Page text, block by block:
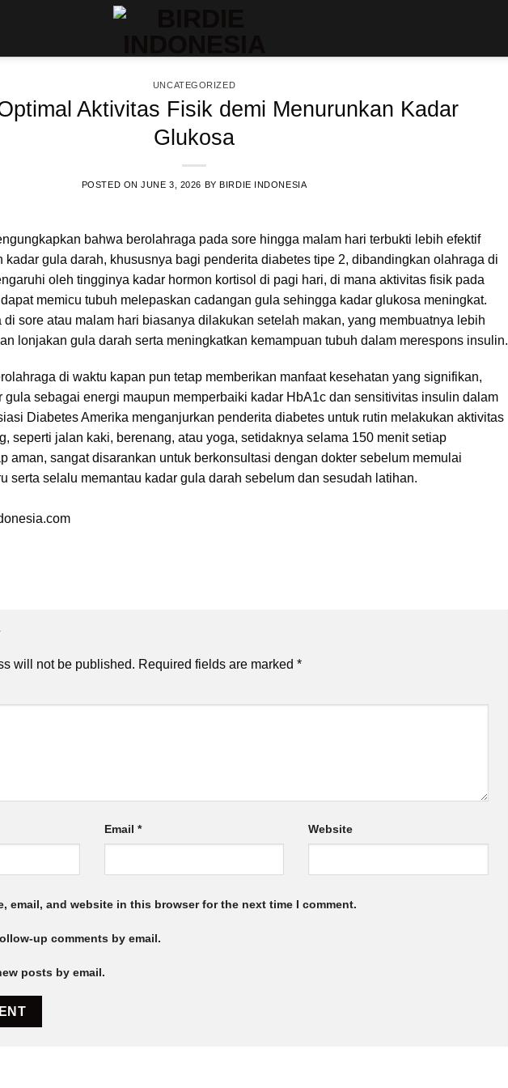
UNCATEGORIZED
Aktivitas Fisik demi Menurunkan Kadar
Glukosa
POSTED ONJUNE 3, 2026 BYBIRDIE INDONESIA
bahwa berolahraga pada sore hingga malam hari terbukti lebih efektif
kadar gula darah, khususnya bagi penderita diabetes tipe 2, dibandingkan olahraga di
oleh tingginya kadar hormon kortisol di pagi hari, di mana aktivitas fisik pada
memicu tubuh melepaskan cadangan gula sehingga kadar glukosa meningkat.
sore atau malam hari biasanya dilakukan setelah makan, yang membuatnya lebih
lonjakan gula darah serta meningkatkan kemampuan tubuh dalam merespons insulin.
di waktu kapan pun tetap memberikan manfaat kesehatan yang signifikan,
gula sebagai energi maupun memperbaiki kadar HbA1c dan sensitivitas insulin dalam
Diabetes Amerika menganjurkan penderita diabetes untuk rutin melakukan aktivitas
seperti jalan kaki, berenang, atau yoga, setidaknya selama 150 menit setiap
aman, sangat disarankan untuk berkonsultasi dengan dokter sebelum memulai
serta selalu memantau kadar gula darah sebelum dan sesudah latihan.
will not be published. Required fields are marked *
Email * Website
email, and website in this browser for the next time I comment.
up comments by email.
posts by email.